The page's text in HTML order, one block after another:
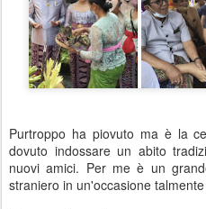
Purtroppo ha piovuto ma è la
dovuto indossare un abito
nuovi amici. Per me è un
straniero in un'occasione